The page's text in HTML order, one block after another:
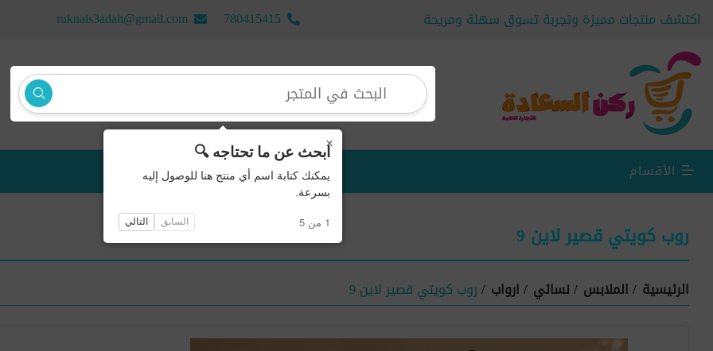
اكتشف منتجات مميزة وتجربة تسوق سهلة ومريحة 780415415
ruknals3adah@gmail.com
الأقسام منتجات جديدة
روب كويتي قصير لاين 9
الرئيسية /الملابس /نسائي /ارواب /روب كويتي قصير لاين 9
×ابحث عن ما تحتاجه 🔍
يمكنك كتابة اسم أي منتج هنا للوصول إليه
بسرعة.
1 من 5 السابق التالي